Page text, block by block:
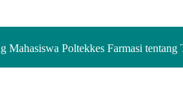
Poltekkes Farmasi tentang